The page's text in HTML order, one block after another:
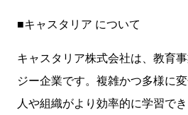
■キャスタリア について
キャスタリア株式会社は、教育
ジー企業です。複雑かつ多様に
人や組織がより効率的に学習で